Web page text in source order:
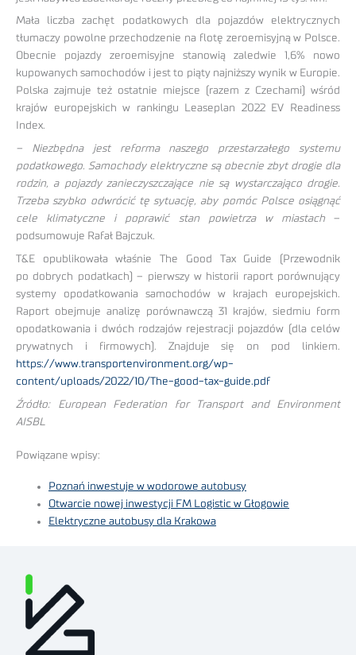
Mała liczba zachęt podatkowych dla pojazdów elektrycznych
tłumaczy powolne przechodzenie na flotę zeroemisyjną w Polsce.
Obecnie pojazdy zeroemisyjne stanowią zaledwie 1,6% nowo
kupowanych samochodów i jest to piąty najniższy wynik w Europie.
Polska zajmuje też ostatnie miejsce (razem z Czechami) wśród
krajów europejskich w rankingu Leaseplan 2022 EV Readiness
Index.
– Niezbędna jest reforma naszego przestarzałego systemu
podatkowego. Samochody elektryczne są obecnie zbyt drogie dla
rodzin, a pojazdy zanieczyszczające nie są wystarczająco drogie.
Trzeba szybko odwrócić tę sytuację, aby pomóc Polsce osiągnąć
cele klimatyczne i poprawić stan powietrza w miastach–
podsumowuje Rafał Bajczuk.
T&E opublikowała właśnie The Good Tax Guide (Przewodnik
po dobrych podatkach) – pierwszy w historii raport porównujący
systemy opodatkowania samochodów w krajach europejskich.
Raport obejmuje analizę porównawczą 31 krajów, siedmiu form
opodatkowania i dwóch rodzajów rejestracji pojazdów (dla celów
prywatnych i firmowych). Znajduje się on pod linkiem.
https://www.transportenvironment.org/wp-
content/uploads/2022/10/The-good-tax-guide.pdf
Źródło: European Federation for Transport and Environment
AISBL
Powiązane wpisy:
Poznań inwestuje w wodorowe autobusy
Otwarcie nowej inwestycji FM Logistic w Głogowie
Elektryczne autobusy dla Krakowa